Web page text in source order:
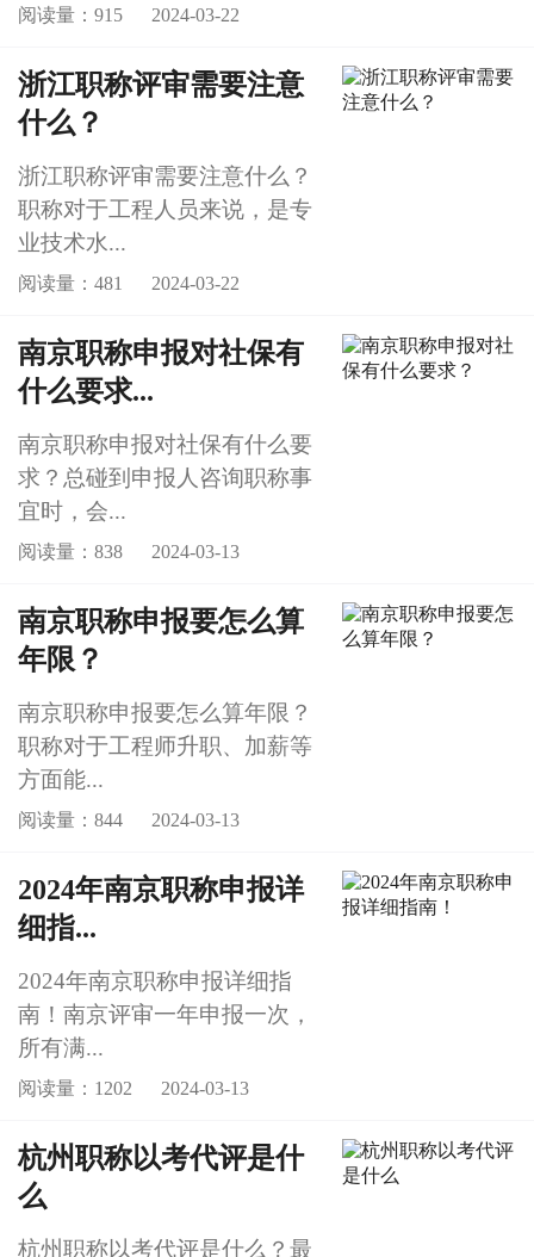
阅读量：915 2024-03-22
浙江职称评审需要注意
什么？
浙江职称评审需要注意什么？
职称对于工程人员来说，是专
业技术水...
阅读量：481 2024-03-22
南京职称申报对社保有
什么要求...
南京职称申报对社保有什么要
求？总碰到申报人咨询职称事
宜时，会...
阅读量：838 2024-03-13
南京职称申报要怎么算
年限？
南京职称申报要怎么算年限？
职称对于工程师升职、加薪等
方面能...
阅读量：844 2024-03-13
2024年南京职称申报详
细指...
2024年南京职称申报详细指
南！南京评审一年申报一次，
所有满...
阅读量：1202 2024-03-13
杭州职称以考代评是什
么
杭州职称以考代评是什么？最